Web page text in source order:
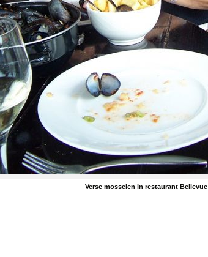
Verse mosselen in restaurant Bellevue